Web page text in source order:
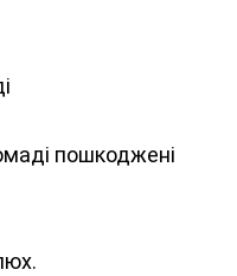
пошкоджені